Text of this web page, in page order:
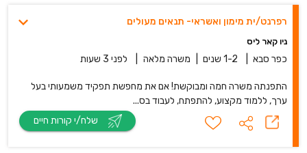
רפרנט/ית מימון ואשראי- תנאים מעולים
ניו קאר ליס
כפר סבא 1-2 שנים משרה מלאה לפני 3 שעות
התפנתה משרה חמה ומבוקשת! אם את מחפשת תפקיד משמעותי בעל
ערך, ללמוד מקצוע, להתפתח, לעבוד בס...